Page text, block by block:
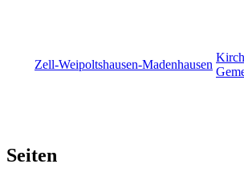
Zell-Weipoltshausen-Madenhausen
Seiten